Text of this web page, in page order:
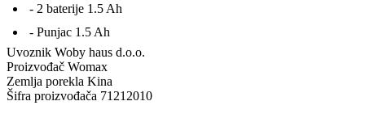
- 2 baterije 1.5 Ah
- Punjac 1.5 Ah
Uvoznik Woby haus d.o.o.
Proizvođač Womax
Zemlja porekla Kina
Šifra proizvođača 71212010